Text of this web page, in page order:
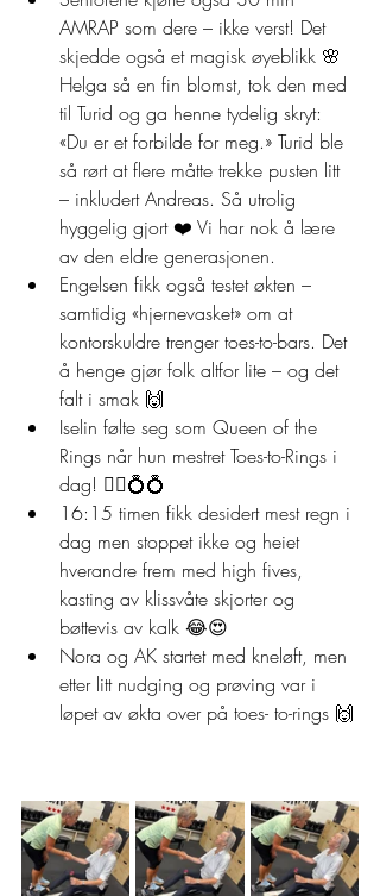
AMRAP som dere – ikke verst! Det
skjedde også et magisk øyeblikk 🌸
Helga så en fin blomst, tok den med
til Turid og ga henne tydelig skryt:
«Du er et forbilde for meg.» Turid ble
så rørt at flere måtte trekke pusten litt
– inkludert Andreas. Så utrolig
hyggelig gjort ❤️ Vi har nok å lære
av den eldre generasjonen.
Engelsen fikk også testet økten –
samtidig «hjernevasket» om at
kontorskuldre trenger toes-to-bars. Det
å henge gjør folk altfor lite – og det
falt i smak 🙌
Iselin følte seg som Queen of the
Rings når hun mestret Toes-to-Rings i
dag! 🧝‍♀️💍💍
16:15 timen fikk desidert mest regn i
dag men stoppet ikke og heiet
hverandre frem med high fives,
kasting av klissvåte skjorter og
bøttevis av kalk 😂😍
Nora og AK startet med kneløft, men
etter litt nudging og prøving var i
løpet av økta over på toes- to-rings 🙌